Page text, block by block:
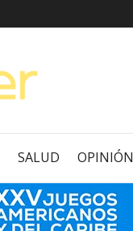
SALUD OPINIÓN